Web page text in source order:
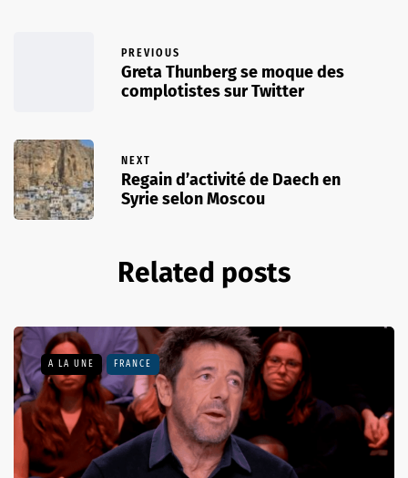
PREVIOUS
Greta Thunberg se moque des
complotistes sur Twitter
NEXT
Regain d’activité de Daech en
Syrie selon Moscou
Related posts
A LA UNE FRANCE